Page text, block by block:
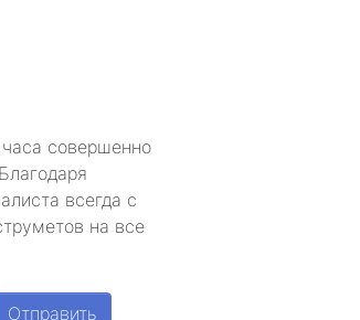
совершенно
всегда с
на все
Отправить